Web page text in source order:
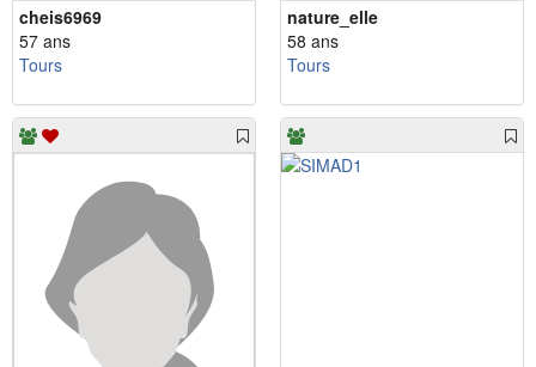
cheis6969
57 ans
Tours
nature_elle
58 ans
Tours